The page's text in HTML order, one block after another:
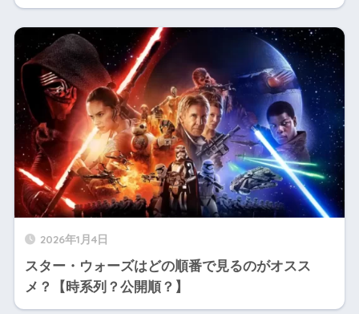
2026年1月4日
スター・ウォーズはどの順番で見るのがオスス
メ？【時系列？公開順？】